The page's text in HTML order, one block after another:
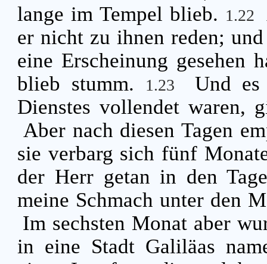
lange im Tempel blieb. 1.22
er nicht zu ihnen reden;
eine Erscheinung gesehen
blieb stumm.
1.23
Und es
Dienstes vollendet waren,
Aber nach diesen Tagen
sie verbarg sich fünf
der Herr getan in den
meine Schmach unter den
Im sechsten Monat aber
in eine Stadt Galiläas